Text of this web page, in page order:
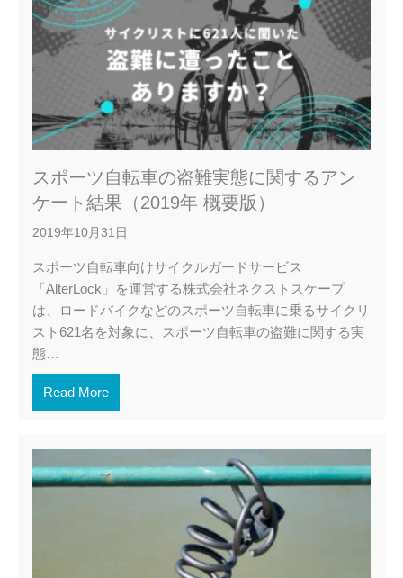
スポーツ自転車の盗難実態に関するアン
ケート結果（2019年 概要版）
2019年10月31日
スポーツ自転車向けサイクルガードサービス
「AlterLock」を運営する株式会社ネクストスケープ
は、ロードバイクなどのスポーツ自転車に乗るサイクリ
スト621名を対象に、スポーツ自転車の盗難に関する実
態…
Read More